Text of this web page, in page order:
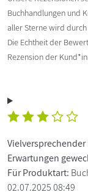
Buchhandlungen und
aller Sterne wird
Die Echtheit der
Rezension der
Erwartungen
Für Produktart:
02.07.2025 08:49